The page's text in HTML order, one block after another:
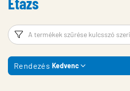
Támogatás
Lindabról
Fenntarthatóság
Kapcsolat
Szűrő
Rendezés Kedvenc